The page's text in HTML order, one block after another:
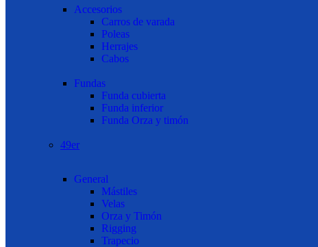
Accesorios
Carros de varada
Poleas
Herrajes
Cabos
Fundas
Funda cubierta
Funda inferior
Funda Orza y timón
49er
General
Mástiles
Velas
Orza y Timón
Rigging
Trapecio